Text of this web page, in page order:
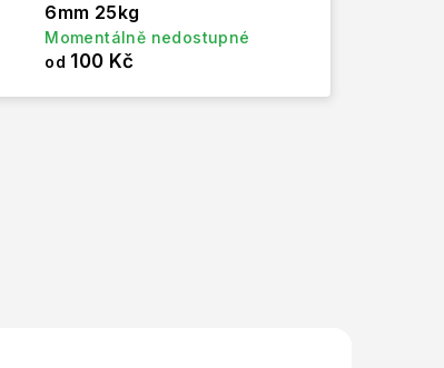
6mm 25kg
Momentálně nedostupné
od 100 Kč